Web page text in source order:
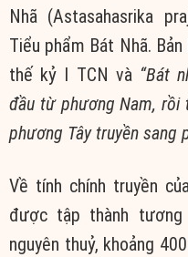
Nhã (Astasahasrika
Tiểu phẩm Bát Nhã.
thế kỷ I TCN và“Bát
đầu từ phương Nam, rồi
phương Tây truyền sang
Về tính chính truyền
được tập thành
nguyên thuỷ, khoảng